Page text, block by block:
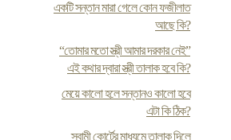
একটি সন্তান মারা গেলে কোন ফজীলাত
আছে কি?
“তোমার মতো স্ত্রী আমার দরকার নেই”
এই কথার দ্বারা স্ত্রী তালাক হবে কি?
মেয়ে কালো হলে সন্তানও কালো হবে
এটা কি ঠিক?
স্বামী কোর্টের মাধ্যমে তালাক দিলে